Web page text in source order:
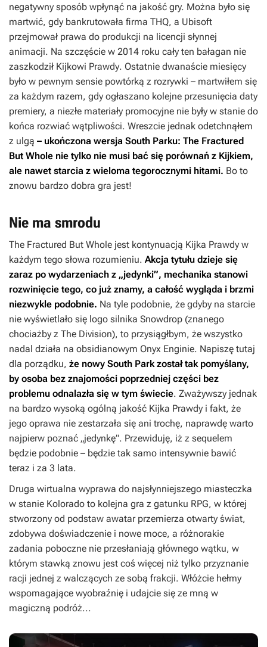
negatywny sposób wpłynąć na jakość gry. Można było się
martwić, gdy bankrutowała firma THQ, a Ubisoft
przejmował prawa do produkcji na licencji słynnej
animacji. Na szczęście w 2014 roku cały ten bałagan nie
zaszkodził Kijkowi Prawdy. Ostatnie dwanaście miesięcy
było w pewnym sensie powtórką z rozrywki – martwiłem się
za każdym razem, gdy ogłaszano kolejne przesunięcia daty
premiery, a niezłe materiały promocyjne nie były w stanie do
końca rozwiać wątpliwości. Wreszcie jednak odetchnąłem
z ulgą – ukończona wersja South Parku: The Fractured
But Whole nie tylko nie musi bać się porównań z Kijkiem,
ale nawet starcia z wieloma tegorocznymi hitami. Bo to
znowu bardzo dobra gra jest!
Nie ma smrodu
The Fractured But Whole jest kontynuacją Kijka Prawdy w
każdym tego słowa rozumieniu. Akcja tytułu dzieje się
zaraz po wydarzeniach z „jedynki”, mechanika stanowi
rozwinięcie tego, co już znamy, a całość wygląda i brzmi
niezwykle podobnie. Na tyle podobnie, że gdyby na starcie
nie wyświetlało się logo silnika Snowdrop (znanego
chociażby z The Division), to przysiągłbym, że wszystko
nadal działa na obsidianowym Onyx Enginie. Napiszę tutaj
dla porządku, że nowy South Parkzostał tak pomyślany,
by osoba bez znajomości poprzedniej części bez
problemu odnalazła się w tym świecie. Zważywszy jednak
na bardzo wysoką ogólną jakość Kijka Prawdy i fakt, że
jego oprawa nie zestarzała się ani trochę, naprawdę warto
najpierw poznać „jedynkę”. Przewiduję, iż z sequelem
będzie podobnie – będzie tak samo intensywnie bawić
teraz i za 3 lata.
Druga wirtualna wyprawa do najsłynniejszego miasteczka
w stanie Kolorado to kolejna gra z gatunku RPG, w której
stworzony od podstaw awatar przemierza otwarty świat,
zdobywa doświadczenie i nowe moce, a różnorakie
zadania poboczne nie przesłaniają głównego wątku, w
którym stawką znowu jest coś więcej niż tylko przyznanie
racji jednej z walczących ze sobą frakcji. Włóżcie hełmy
wspomagające wyobraźnię i udajcie się ze mną w
magiczną podróż...